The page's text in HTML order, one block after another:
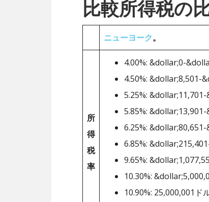
比較所得税の
ニューヨーク。
所
得
税
率
4.00%: &dollar;0-
4.50%: &dollar;8,501-
5.25%:
5.85%:
6.25%:
6.85%:
9.65%:
10.30%:
10.90%: 25,000,001ド